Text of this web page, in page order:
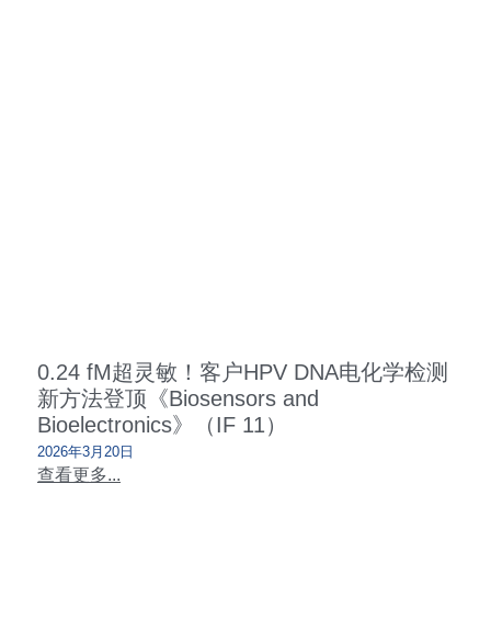
0.24 fM超灵敏！客户HPV DNA电化学检测
新方法登顶《Biosensors and
Bioelectronics》（IF 11）
2026年3月20日
查看更多...